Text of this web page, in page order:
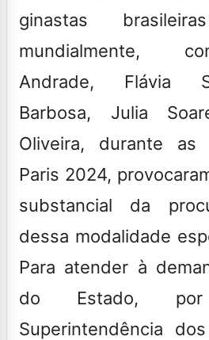
ginastas
mundialmente,
Andrade, Flávia
Barbosa, Julia
Oliveira, durante as
Paris 2024,
substancial da
dessa modalidade
Para atender à
do Estado,
Superintendência